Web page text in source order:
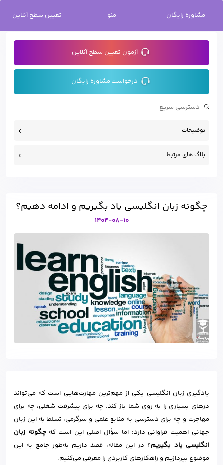
مشاوره رایگان منو تعیین سطح آنلاین / چگونه زبان انگلیسی یاد بگیریم و ادامه دهیم؟
چگونه زبان انگلیسی یاد بگیریم و ادامه دهیم؟
1404-08-10
یادگیری زبان انگلیسی یکی از مهم‌ترین مهارت‌هایی است که می‌تواند
درهای بسیاری را به روی شما باز کند. چه برای پیشرفت شغلی، چه برای
مهاجرت و چه برای دسترسی به منابع علمی و سرگرمی، تسلط به این زبان
جهانی اهمیت فراوانی دارد؛ اما سؤال اصلی این است کهچگونه زبان
انگلیسی یاد بگیریم؟ در این مقاله، قصد داریم به‌طور جامع به این
موضوع بپردازیم و راهکارهای کاربردی را معرفی می‌کنیم.
آزمون تعیین سطح آنلاین
درخواست مشاوره رایگان
توضیحات
بلاگ های مرتبط